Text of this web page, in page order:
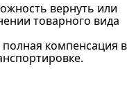
вернуть или
товарного вида
компенсация в